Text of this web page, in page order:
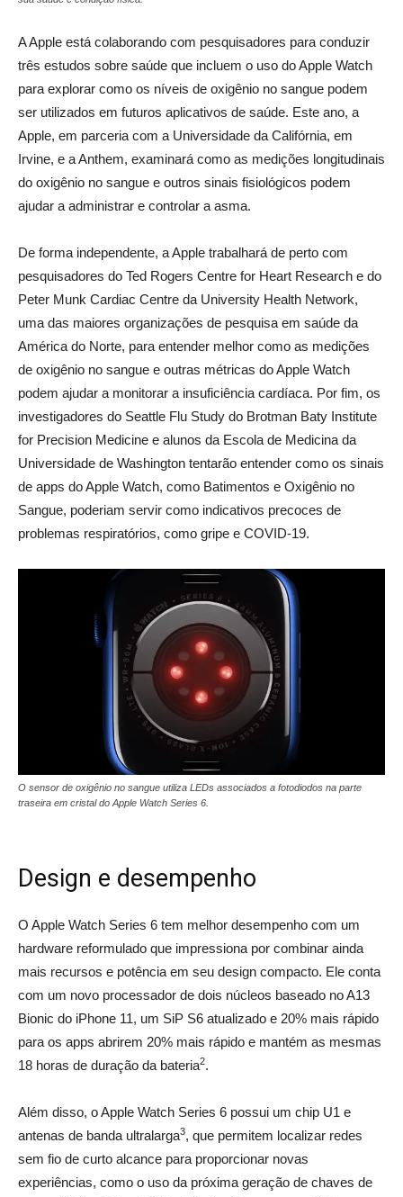
A Apple está colaborando com pesquisadores para conduzir
três estudos sobre saúde que incluem o uso do Apple Watch
para explorar como os níveis de oxigênio no sangue podem
ser utilizados em futuros aplicativos de saúde. Este ano, a
Apple, em parceria com a Universidade da Califórnia, em
Irvine, e a Anthem, examinará como as medições longitudinais
do oxigênio no sangue e outros sinais fisiológicos podem
ajudar a administrar e controlar a asma.
De forma independente, a Apple trabalhará de perto com
pesquisadores do Ted Rogers Centre for Heart Research e do
Peter Munk Cardiac Centre da University Health Network,
uma das maiores organizações de pesquisa em saúde da
América do Norte, para entender melhor como as medições
de oxigênio no sangue e outras métricas do Apple Watch
podem ajudar a monitorar a insuficiência cardíaca. Por fim, os
investigadores do Seattle Flu Study do Brotman Baty Institute
for Precision Medicine e alunos da Escola de Medicina da
Universidade de Washington tentarão entender como os sinais
de apps do Apple Watch, como Batimentos e Oxigênio no
Sangue, poderiam servir como indicativos precoces de
problemas respiratórios, como gripe e COVID-19.
O sensor de oxigênio no sangue utiliza LEDs associados a fotodiodos na parte
traseira em cristal do Apple Watch Series 6.
Design e desempenho
O Apple Watch Series 6 tem melhor desempenho com um
hardware reformulado que impressiona por combinar ainda
mais recursos e potência em seu design compacto. Ele conta
com um novo processador de dois núcleos baseado no A13
Bionic do iPhone 11, um SiP S6 atualizado e 20% mais rápido
para os apps abrirem 20% mais rápido e mantém as mesmas
18 horas de duração da bateria2.
Além disso, o Apple Watch Series 6 possui um chip U1 e
antenas de banda ultralarga3, que permitem localizar redes
sem fio de curto alcance para proporcionar novas
experiências, como o uso da próxima geração de chaves de